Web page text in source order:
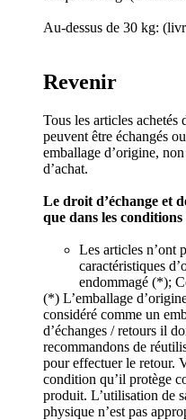
Au-dessus de 30 kg:
Revenir
Tous les articles
peuvent être échangés
emballage d’origine,
d’achat.
Le droit d’échange et
que dans les conditions
Les articles n’ont
caractéristiques
endommagé (*);
(*) L’emballage
considéré comme un
d’échanges / retours il
recommandons de
pour effectuer le retour.
condition qu’il protège
produit. L’utilisation de
physique n’est pas